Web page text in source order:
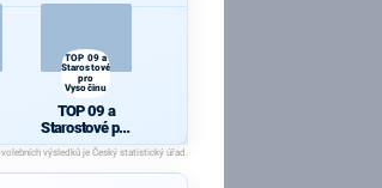
TOP 09 a
Starostové
pro
Vysočinu
TOP 09 a
Starostové pro
Vysočinu